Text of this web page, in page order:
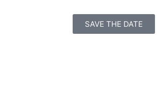
SAVE THE DATE